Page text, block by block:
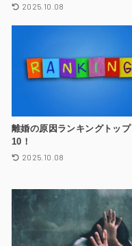
2025.10.08
離婚の原因ランキングトップ
10！
2025.10.08